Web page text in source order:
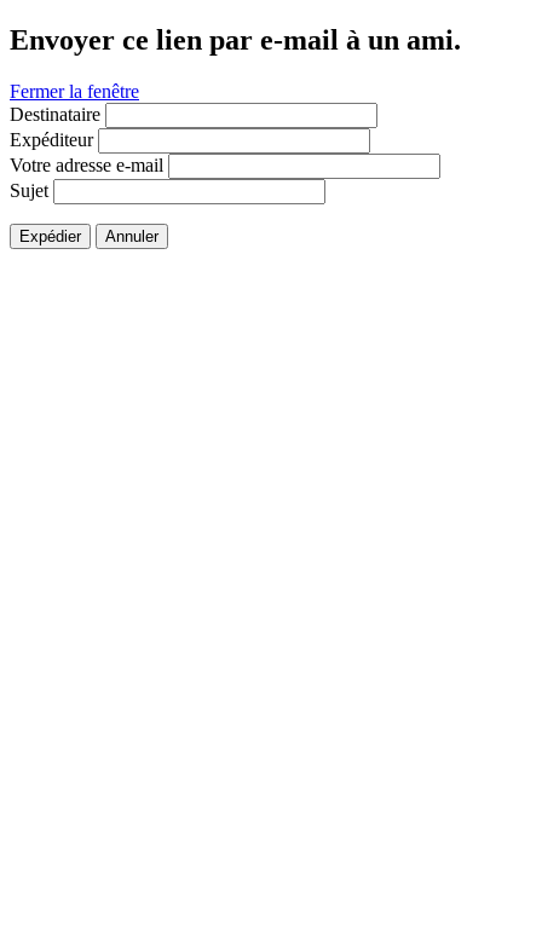
Envoyer ce lien par e-mail à un ami.
Fermer la fenêtre
Destinataire
Expéditeur
Votre adresse e-mail
Sujet
Expédier Annuler